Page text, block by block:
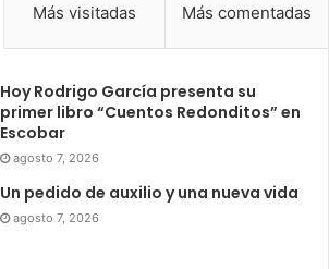
Más visitadas Más comentadas
Hoy Rodrigo García presenta su
primer libro “Cuentos Redonditos” en
Escobar
agosto 7, 2026
Un pedido de auxilio y una nueva vida
agosto 7, 2026